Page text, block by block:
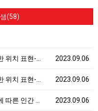
(58)
2023.09.06
위치 표현-…
2023.09.06
위치 표현-…
2023.09.06
따른 인간 …